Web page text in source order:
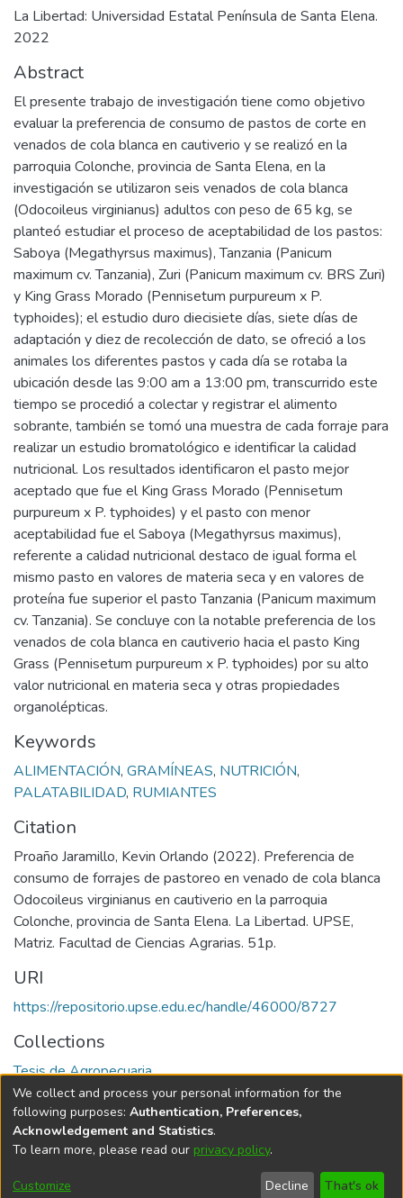
La Libertad: Universidad Estatal Península de Santa Elena.
2022
Abstract
El presente trabajo de investigación tiene como objetivo
evaluar la preferencia de consumo de pastos de corte en
venados de cola blanca en cautiverio y se realizó en la
parroquia Colonche, provincia de Santa Elena, en la
investigación se utilizaron seis venados de cola blanca
(Odocoileus virginianus) adultos con peso de 65 kg, se
planteó estudiar el proceso de aceptabilidad de los pastos:
Saboya (Megathyrsus maximus), Tanzania (Panicum
maximum cv. Tanzania), Zuri (Panicum maximum cv. BRS Zuri)
y King Grass Morado (Pennisetum purpureum x P.
typhoides); el estudio duro diecisiete días, siete días de
adaptación y diez de recolección de dato, se ofreció a los
animales los diferentes pastos y cada día se rotaba la
ubicación desde las 9:00 am a 13:00 pm, transcurrido este
tiempo se procedió a colectar y registrar el alimento
sobrante, también se tomó una muestra de cada forraje para
realizar un estudio bromatológico e identificar la calidad
nutricional. Los resultados identificaron el pasto mejor
aceptado que fue el King Grass Morado (Pennisetum
purpureum x P. typhoides) y el pasto con menor
aceptabilidad fue el Saboya (Megathyrsus maximus),
referente a calidad nutricional destaco de igual forma el
mismo pasto en valores de materia seca y en valores de
proteína fue superior el pasto Tanzania (Panicum maximum
cv. Tanzania). Se concluye con la notable preferencia de los
venados de cola blanca en cautiverio hacia el pasto King
Grass (Pennisetum purpureum x P. typhoides) por su alto
valor nutricional en materia seca y otras propiedades
organolépticas.
Keywords
ALIMENTACIÓN, GRAMÍNEAS, NUTRICIÓN,
PALATABILIDAD, RUMIANTES
Citation
Proaño Jaramillo, Kevin Orlando (2022). Preferencia de
consumo de forrajes de pastoreo en venado de cola blanca
Odocoileus virginianus en cautiverio en la parroquia
Colonche, provincia de Santa Elena. La Libertad. UPSE,
Matriz. Facultad de Ciencias Agrarias. 51p.
URI
https://repositorio.upse.edu.ec/handle/46000/8727
Collections
Tesis de Agropecuaria
Full item page
DSpace softwarecopyright © 2002-2026
Cookie
End User
Send
We collect and process your personal information for the
following purposes: Authentication, Preferences,
Acknowledgement and Statistics.
To learn more, please read our privacy policy.
Customize Decline That's ok